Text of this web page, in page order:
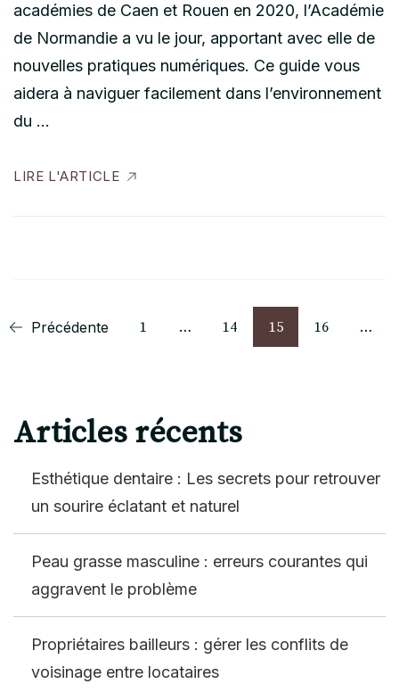
académies de Caen et Rouen en 2020, l’Académie
de Normandie a vu le jour, apportant avec elle de
nouvelles pratiques numériques. Ce guide vous
aidera à naviguer facilement dans l’environnement
du …
LIRE L'ARTICLE
Pagination
publications
Précédente Page
1 … Page
14 Page
15 Page
16 …
Articles récents
Esthétique dentaire : Les secrets pour retrouver
un sourire éclatant et naturel
Peau grasse masculine : erreurs courantes qui
aggravent le problème
Propriétaires bailleurs : gérer les conflits de
voisinage entre locataires